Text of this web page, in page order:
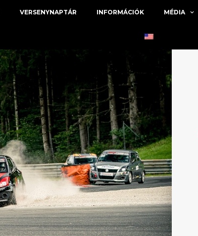
VERSENYNAPTÁR INFORMÁCIÓK MÉDIA